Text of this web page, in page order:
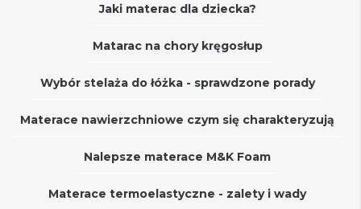
Jaki materac dla dziecka?
Matarac na chory kręgosłup
Wybór stelaża do łóżka - sprawdzone porady
Materace nawierzchniowe czym się charakteryzują
Nalepsze materace M&K Foam
Materace termoelastyczne - zalety i wady